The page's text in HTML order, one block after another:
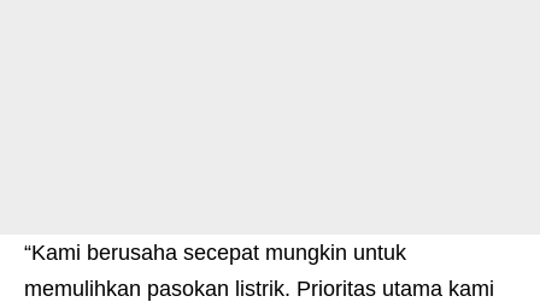
“Kami berusaha secepat mungkin untuk
memulihkan pasokan listrik. Prioritas utama kami